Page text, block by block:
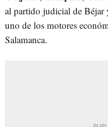
al partido judicial de Béjar
uno de los motores
Salamanca.